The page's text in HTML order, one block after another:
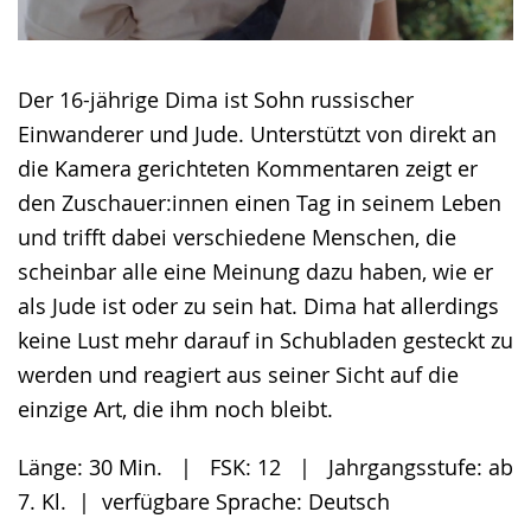
Der 16-jährige Dima ist Sohn russischer
Einwanderer und Jude. Unterstützt von direkt an
die Kamera gerichteten Kommentaren zeigt er
den Zuschauer:innen einen Tag in seinem Leben
und trifft dabei verschiedene Menschen, die
scheinbar alle eine Meinung dazu haben, wie er
als Jude ist oder zu sein hat. Dima hat allerdings
keine Lust mehr darauf in Schubladen gesteckt zu
werden und reagiert aus seiner Sicht auf die
einzige Art, die ihm noch bleibt.
Länge: 30 Min. | FSK: 12 | Jahrgangsstufe: ab
7. Kl. | verfügbare Sprache: Deutsch